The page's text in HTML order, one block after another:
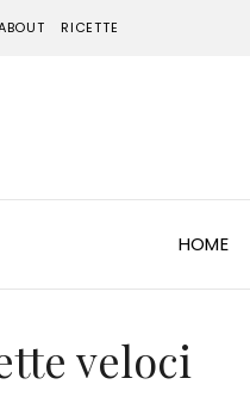
RICETTE
HOME
veloci